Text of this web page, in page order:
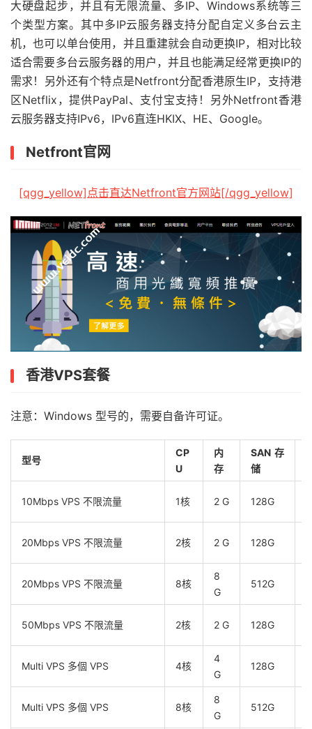
大硬盘起步，并且有无限流量、多IP、Windows系统等三
个类型方案。其中多IP云服务器支持分配自定义多台云主
机，也可以单台使用，并且重建就会自动更换IP，相对比较
适合需要多台云服务器的用户，并且也能满足经常更换IP的
需求！另外还有个特点是Netfront分配香港原生IP，支持港
区Netflix，提供PayPal、支付宝支持！另外Netfront香港
云服务器支持IPv6，IPv6直连HKIX、HE、Google。
Netfront官网
[qgg_yellow]点击直达Netfront官方网站[/qgg_yellow]
香港VPS套餐
注意：Windows 型号的，需要自备许可证。
型号
CP
U
内
存
SAN存
储
10Mbps VPS 不限流量 1核 2 G 128G
20Mbps VPS 不限流量 2核 2 G 128G
20Mbps VPS 不限流量 8核
8
G
512G
50Mbps VPS 不限流量 2核 2 G 128G
Multi VPS 多個 VPS 4核
4
G
128G
Multi VPS 多個 VPS 8核
8
G
512G